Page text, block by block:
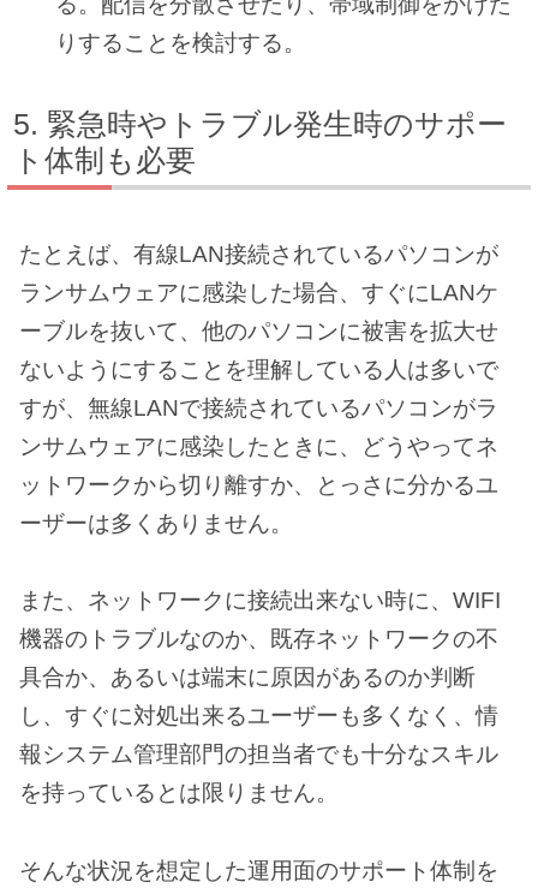
りすることを検討する。
緊急時やトラブル発生時のサポー
ト体制も必要
たとえば、有線LAN接続されているパソコンが
ランサムウェアに感染した場合、すぐにLANケ
ーブルを抜いて、他のパソコンに被害を拡大せ
ないようにすることを理解している人は多いで
すが、無線LANで接続されているパソコンがラ
ンサムウェアに感染したときに、どうやってネ
ットワークから切り離すか、とっさに分かるユ
ーザーは多くありません。
また、ネットワークに接続出来ない時に、WIFI
機器のトラブルなのか、既存ネットワークの不
具合か、あるいは端末に原因があるのか判断
し、すぐに対処出来るユーザーも多くなく、情
報システム管理部門の担当者でも十分なスキル
を持っているとは限りません。
そんな状況を想定した運用面のサポート体制を